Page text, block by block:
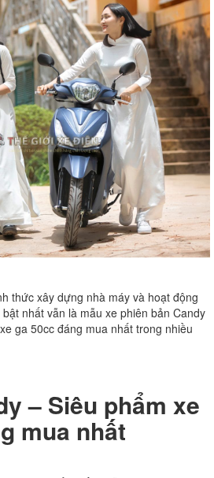
thức xây dựng nhà máy và hoạt động
nhất vẫn là mẫu xe phiên bản Candy
ga 50cc đáng mua nhất trong nhiều
– Siêu phẩm xe
mua nhất